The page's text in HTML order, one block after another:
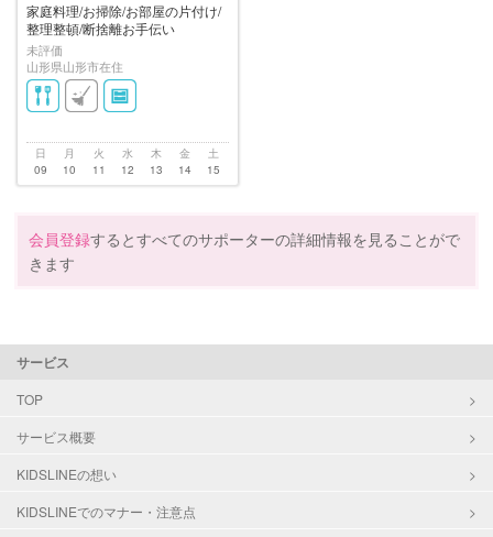
家庭料理/お掃除/お部屋の片付け/
整理整頓/断捨離お手伝い
未評価
山形県山形市在住
日
09
月
10
火
11
水
12
木
13
金
14
土
15
会員登録するとすべてのサポーターの詳細情報を見ることがで
きます
サービス
TOP
サービス概要
KIDSLINEの想い
KIDSLINEでのマナー・注意点